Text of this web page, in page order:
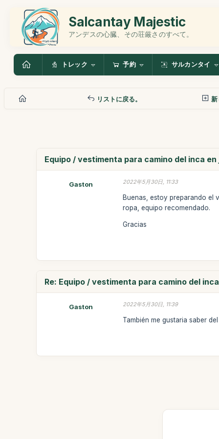
Salcantay Majestic
アンデスの心臓、その荘厳さのすべて。
トレック 予約 サルカンタイ
リストに戻る。 新
Equipo / vestimenta para camino del inca en
Gaston 2022年5月30日, 11:33
Buenas, estoy preparando el
ropa, equipo recomendado.
Gracias
Re: Equipo / vestimenta para camino del
Gaston 2022年5月30日, 11:39
También me gustaria saber